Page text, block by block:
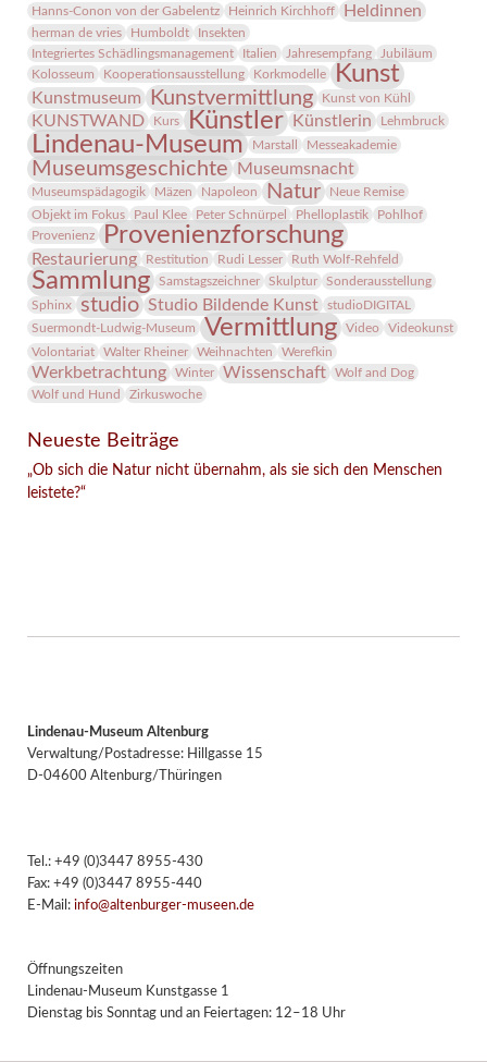
Hanns-Conon von der Gabelentz Heinrich Kirchhoff Heldinnen
herman de vries Humboldt
Insekten
Integriertes Schädlingsmanagement
Italien Jahresempfang
Jubiläum
Kolosseum
Kooperationsausstellung Korkmodelle Kunst
Kunstmuseum Kunstvermittlung Kunst von Kühl
KUNSTWAND Kurs Künstler Künstlerin Lehmbruck
Lindenau-Museum Marstall Messeakademie
Museumsgeschichte Museumsnacht
Museumspädagogik Mäzen Napoleon Natur
Neue Remise
Objekt im Fokus
Paul Klee Peter Schnürpel Phelloplastik
Pohlhof
Provenienz
Provenienzforschung
Restaurierung Restitution Rudi Lesser Ruth Wolf-Rehfeld
Sammlung Samstagszeichner Skulptur
Sonderausstellung
Sphinx
studio Studio Bildende Kunst
studioDIGITAL
Suermondt-Ludwig-Museum
Vermittlung Video
Videokunst
Volontariat
Walter Rheiner Weihnachten Werefkin
Werkbetrachtung Winter Wissenschaft
Wolf and Dog
Wolf und Hund
Zirkuswoche
Neueste Beiträge
„Ob sich die Natur nicht übernahm, als sie sich den Menschen
leistete?“
Lindenau-Museum Altenburg
Verwaltung/Postadresse: Hillgasse 15
D-04600 Altenburg/Thüringen
Tel.: +49 (0)3447 8955-430
Fax: +49 (0)3447 8955-440
E-Mail: info@altenburger-museen.de
Öffnungszeiten
Lindenau-Museum Kunstgasse 1
Dienstag bis Sonntag und an Feiertagen: 12–18 Uhr